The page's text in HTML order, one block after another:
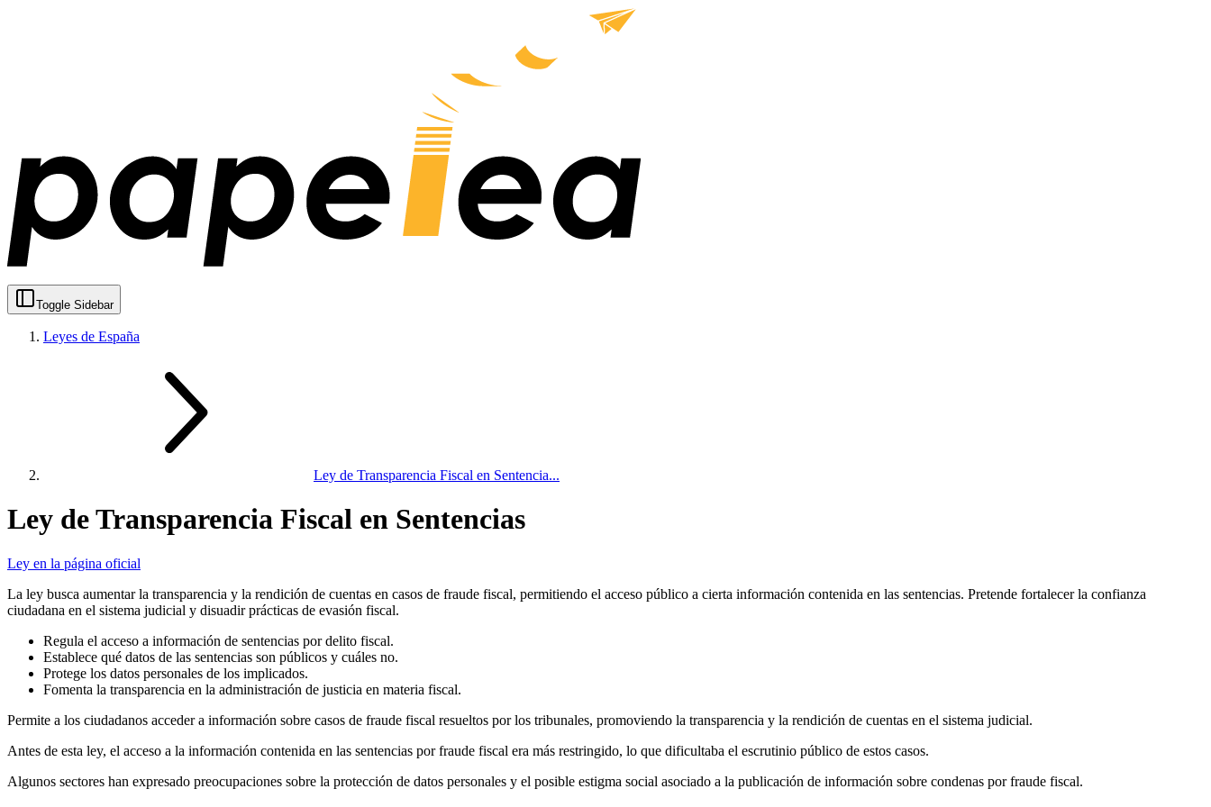
Toggle Sidebar
Leyes de España
Ley de Transparencia Fiscal en Sentencia...
Ley de Transparencia Fiscal en Sentencias
Ley en la página oficial
La ley busca aumentar la transparencia y la rendición de cuentas en casos de fraude fiscal, permitiendo el acceso público a cierta información contenida en las sentencias. Pretende fortalecer la confianza
ciudadana en el sistema judicial y disuadir prácticas de evasión fiscal.
Regula el acceso a información de sentencias por delito fiscal.
Establece qué datos de las sentencias son públicos y cuáles no.
Protege los datos personales de los implicados.
Fomenta la transparencia en la administración de justicia en materia fiscal.
Permite a los ciudadanos acceder a información sobre casos de fraude fiscal resueltos por los tribunales, promoviendo la transparencia y la rendición de cuentas en el sistema judicial.
Antes de esta ley, el acceso a la información contenida en las sentencias por fraude fiscal era más restringido, lo que dificultaba el escrutinio público de estos casos.
Algunos sectores han expresado preocupaciones sobre la protección de datos personales y el posible estigma social asociado a la publicación de información sobre condenas por fraude fiscal.